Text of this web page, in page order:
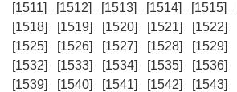
[1511]
[1512] [1513] [1514] [1515]
[1518]
[1519] [1520] [1521] [1522]
[1525]
[1526] [1527] [1528] [1529]
[1532]
[1533] [1534] [1535] [1536]
[1539]
[1540] [1541] [1542] [1543]